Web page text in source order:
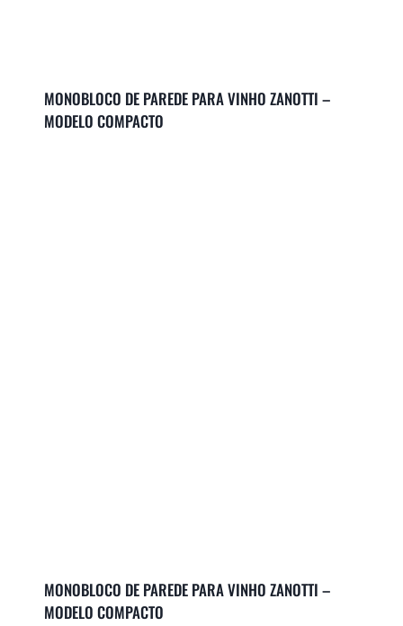
MONOBLOCO DE PAREDE PARA VINHO ZANOTTI –
MODELO COMPACTO
MONOBLOCO DE PAREDE PARA VINHO ZANOTTI –
MODELO COMPACTO